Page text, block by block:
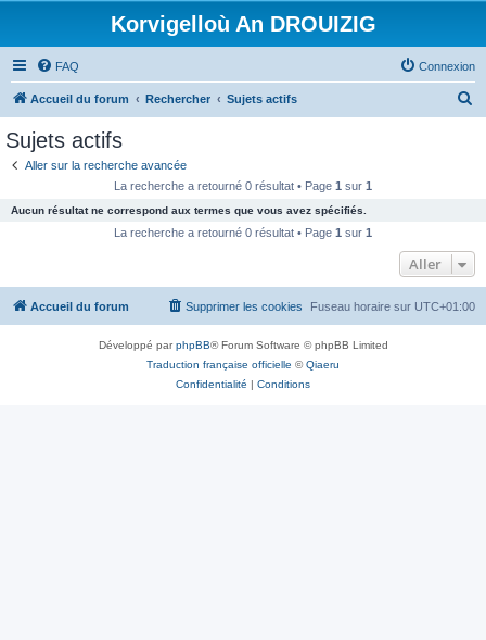
Korvigelloù An DROUIZIG
FAQ Connexion
Accueil du forum Rechercher Sujets actifs
c
e
Sujets actifs
Aller sur la recherche avancée
La recherche a retourné 0 résultat • Page 1 sur 1
Aucun résultat ne correspond aux termes que vous avez spécifiés.
La recherche a retourné 0 résultat • Page 1 sur 1
Aller
Accueil du forum Fuseau horaire sur UTC+01:00
Supprimer les cookies
Développé parphpBB® Forum Software © phpBB Limited
Traduction française officielle ©Qiaeru
Confidentialité | Conditions